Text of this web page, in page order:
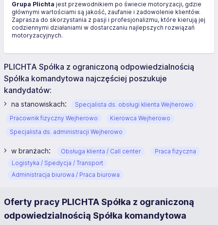
Grupa Plichta jest przewodnikiem po świecie motoryzacji, gdzie
głównymi wartościami są jakość, zaufanie i zadowolenie klientów.
Zaprasza do skorzystania z pasji i profesjonalizmu, które kierują jej
codziennymi działaniami w dostarczaniu najlepszych rozwiązań
motoryzacyjnych.
PLICHTA Spółka z ograniczoną odpowiedzialnością
Spółka komandytowa najczęściej poszukuje
kandydatów:
na stanowiskach:
Specjalista ds. obsługi klienta Wejherowo
Pracownik fizyczny Wejherowo
Kierowca Wejherowo
Specjalista ds. administracji Wejherowo
w branżach: Obsługa klienta / Call center
Praca fizyczna
Logistyka / Spedycja / Transport
Administracja biurowa / Praca biurowa
Oferty pracy PLICHTA Spółka z ograniczoną
odpowiedzialnością Spółka komandytowa